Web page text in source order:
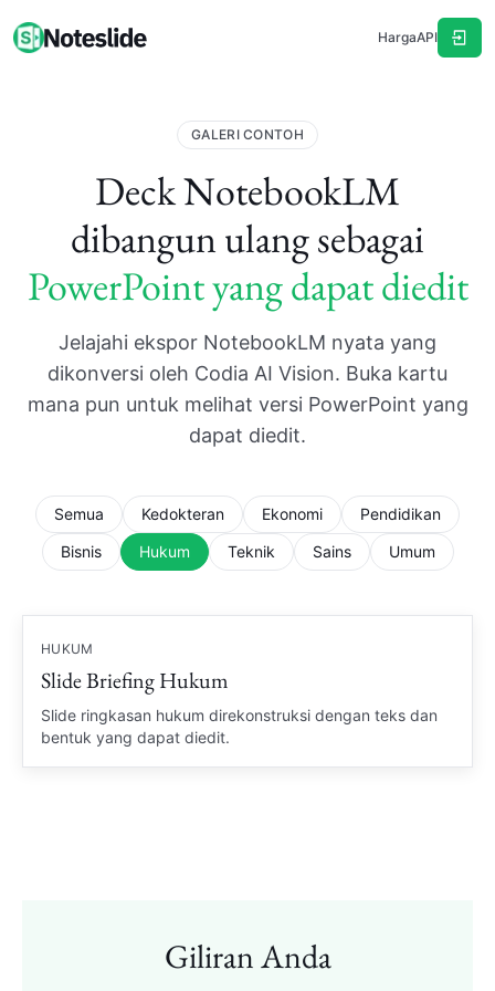
HargaAPI
GALERI CONTOH
Deck NotebookLM
dibangun ulang sebagai
PowerPoint yang dapat diedit
Jelajahi ekspor NotebookLM nyata yang
dikonversi oleh Codia AI Vision. Buka kartu
mana pun untuk melihat versi PowerPoint yang
dapat diedit.
Semua Kedokteran Ekonomi
Pendidikan
Bisnis
Hukum Teknik Sains Umum
HUKUM
Slide Briefing Hukum
Slide ringkasan hukum direkonstruksi dengan teks dan
bentuk yang dapat diedit.
Giliran Anda